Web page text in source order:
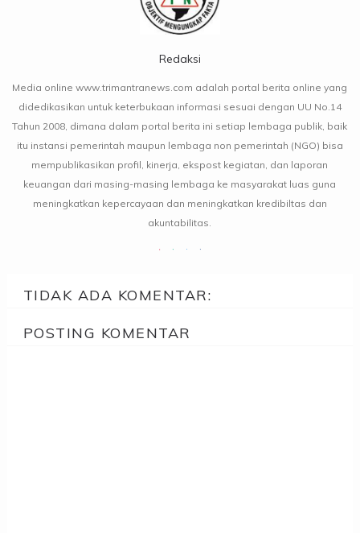
Redaksi
Media online www.trimantranews.com adalah portal berita online yang
didedikasikan untuk keterbukaan informasi sesuai dengan UU No.14
Tahun 2008, dimana dalam portal berita ini setiap lembaga publik, baik
itu instansi pemerintah maupun lembaga non pemerintah (NGO) bisa
mempublikasikan profil, kinerja, ekspost kegiatan, dan laporan
keuangan dari masing-masing lembaga ke masyarakat luas guna
meningkatkan kepercayaan dan meningkatkan kredibiltas dan
akuntabilitas.
TIDAK ADA KOMENTAR:
POSTING KOMENTAR